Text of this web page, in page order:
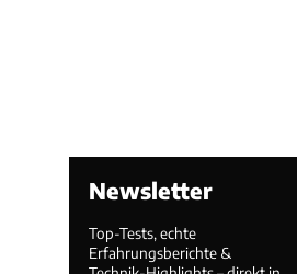
Newsletter
Top-Tests, echte
Erfahrungsberichte &